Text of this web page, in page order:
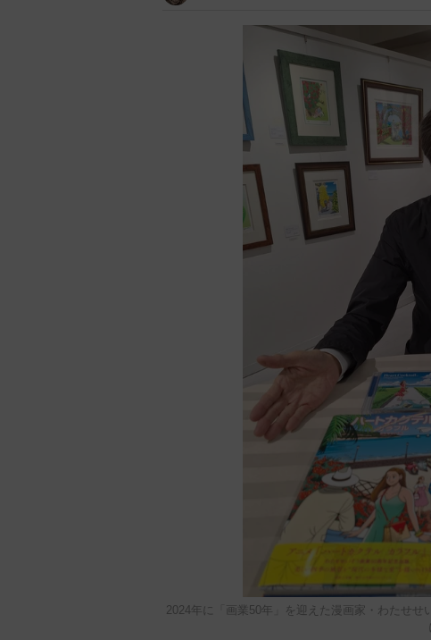
2024年に「画業50年」を迎えた漫画家・わたせ